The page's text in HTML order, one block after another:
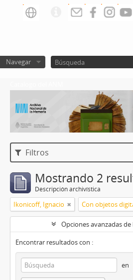
Navegar
Filtros
Mostrando 2
Descripción archivística
Ikonicoff, Ignacio Con objetos
Opciones avanzadas
Encontrar resultados con :
en